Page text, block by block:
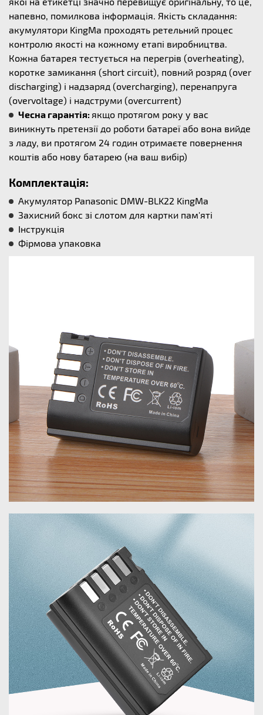
напевно, помилкова інформація. Якість складання:
акумулятори KingMa проходять ретельний процес
контролю якості на кожному етапі виробництва.
Кожна батарея тестується на перегрів (overheating),
коротке замикання (short circuit), повний розряд (over
discharging) і надзаряд (overcharging), перенапруга
(overvoltage) і надструми (overcurrent)
Чесна гарантія: якщо протягом року у вас
виникнуть претензії до роботи батареї або вона вийде
з ладу, ви протягом 24 годин отримаєте повернення
коштів або нову батарею (на ваш вибір)
Комплектація:
Акумулятор Panasonic DMW-BLK22 KingMa
Захисний бокс зі слотом для картки пам'яті
Інструкція
Фірмова упаковка